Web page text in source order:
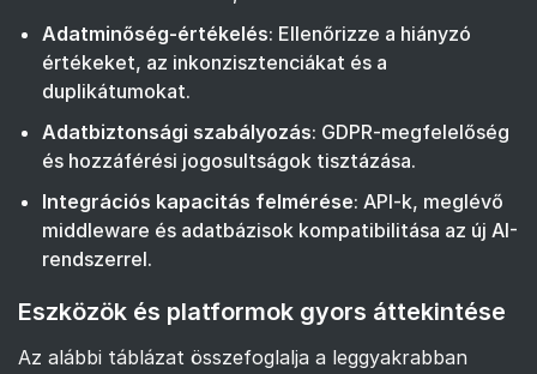
Adatminőség-értékelés: Ellenőrizze a hiányzó
értékeket, az inkonzisztenciákat és a
duplikátumokat.
Adatbiztonsági szabályozás: GDPR-megfelelőség
és hozzáférési jogosultságok tisztázása.
Integrációs kapacitás felmérése: API-k, meglévő
middleware és adatbázisok kompatibilitása az új AI-
rendszerrel.
Eszközök és platformok gyors áttekintése
Az alábbi táblázat összefoglalja a leggyakrabban